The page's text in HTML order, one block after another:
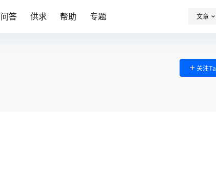
问答 供求 帮助 专题 文章
关注Ta